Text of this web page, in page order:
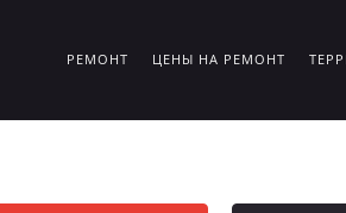
РЕМОНТ ЦЕНЫ НА РЕМОНТ